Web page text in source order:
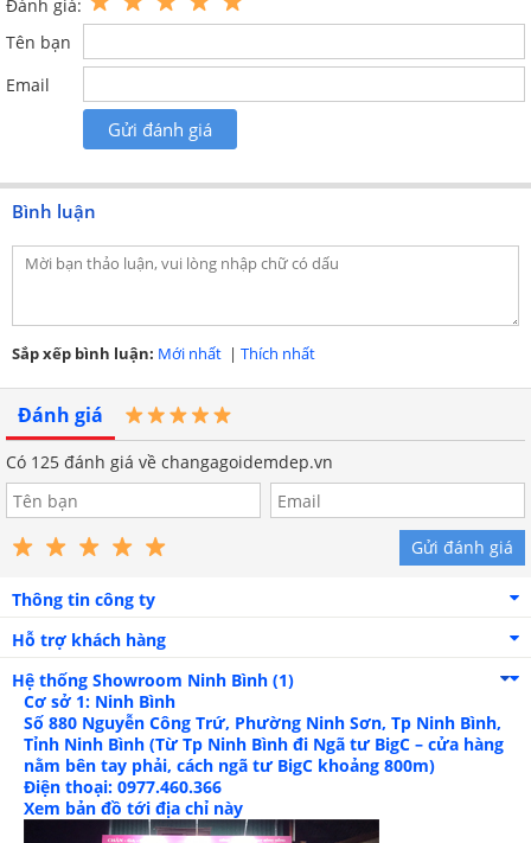
Sản phẩm tông màu nhẹ nhàng trang nhã
Bộ sản phẩm gồm chăn, ga và vỏ gối phối màu tinh tế
Đánh giá:
Tên bạn
Email
Gửi đánh giá
Bình luận
Sắp xếp bình luận: Mới nhất | Thích nhất
Đánh giá
Có 125 đánh giá về changagoidemdep.vn
Gửi đánh giá
Thông tin công ty
Hỗ trợ khách hàng
Hệ thống Showroom Ninh Bình (1)
Cơ sở 1: Ninh Bình
Số 880 Nguyễn Công Trứ, Phường Ninh Sơn, Tp Ninh Bình,
Tỉnh Ninh Bình (Từ Tp Ninh Bình đi Ngã tư BigC – cửa hàng
nằm bên tay phải, cách ngã tư BigC khoảng 800m)
Điện thoại: 0977.460.366
Xem bản đồ tới địa chỉ này